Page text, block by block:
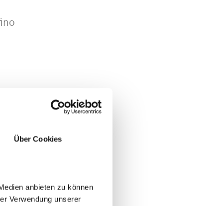
Über Cookies
anbieten zu können
Verwendung unserer